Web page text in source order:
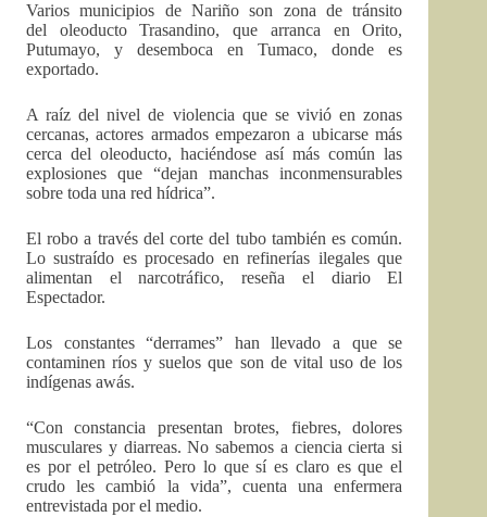
Varios municipios de Nariño son zona de tránsito
del oleoducto Trasandino, que arranca en Orito,
Putumayo, y desemboca en Tumaco, donde es
exportado.
A raíz del nivel de violencia que se vivió en zonas
cercanas, actores armados empezaron a ubicarse más
cerca del oleoducto, haciéndose así más común las
explosiones que “dejan manchas inconmensurables
sobre toda una red hídrica”.
El robo a través del corte del tubo también es común.
Lo sustraído es procesado en refinerías ilegales que
alimentan el narcotráfico, reseña el diario El
Espectador.
Los constantes “derrames” han llevado a que se
contaminen ríos y suelos que son de vital uso de los
indígenas awás.
“Con constancia presentan brotes, fiebres, dolores
musculares y diarreas. No sabemos a ciencia cierta si
es por el petróleo. Pero lo que sí es claro es que el
crudo les cambió la vida”, cuenta una enfermera
entrevistada por el medio.